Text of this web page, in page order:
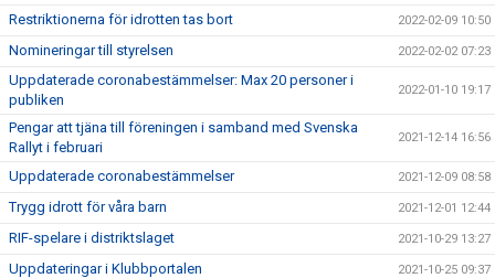
Restriktionerna för idrotten tas bort 2022-02-09 10:50
Nomineringar till styrelsen 2022-02-02 07:23
Uppdaterade coronabestämmelser: Max 20 personer i
publiken
2022-01-10 19:17
Pengar att tjäna till föreningen i samband med Svenska
Rallyt i februari
2021-12-14 16:56
Uppdaterade coronabestämmelser 2021-12-09 08:58
Trygg idrott för våra barn 2021-12-01 12:44
RIF-spelare i distriktslaget 2021-10-29 13:27
Uppdateringar i Klubbportalen 2021-10-25 09:37